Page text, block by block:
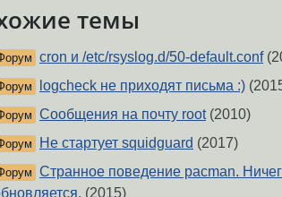
темы
cron и /etc/rsyslog.d/50-default.conf
logcheck не приходят письма :)
Сообщения на почту root(2010)
Не стартует squidguard (2017)
Странное поведение pacman.
(2015)